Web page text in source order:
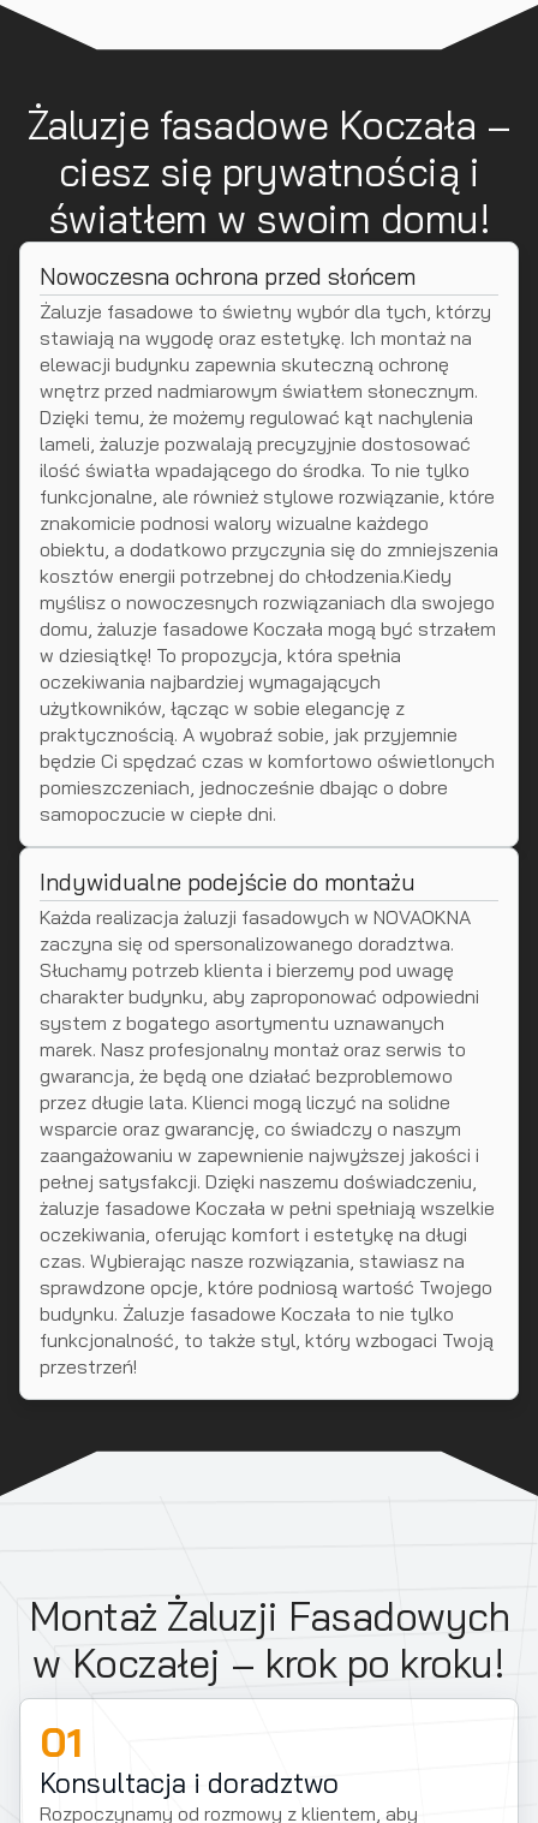
Żaluzje fasadowe Koczała –
ciesz się prywatnością i
światłem w swoim domu!
Nowoczesna ochrona przed słońcem
Żaluzje fasadowe to świetny wybór dla tych, którzy
stawiają na wygodę oraz estetykę. Ich montaż na
elewacji budynku zapewnia skuteczną ochronę
wnętrz przed nadmiarowym światłem słonecznym.
Dzięki temu, że możemy regulować kąt nachylenia
lameli, żaluzje pozwalają precyzyjnie dostosować
ilość światła wpadającego do środka. To nie tylko
funkcjonalne, ale również stylowe rozwiązanie, które
znakomicie podnosi walory wizualne każdego
obiektu, a dodatkowo przyczynia się do zmniejszenia
kosztów energii potrzebnej do chłodzenia.Kiedy
myślisz o nowoczesnych rozwiązaniach dla swojego
domu, żaluzje fasadowe Koczała mogą być strzałem
w dziesiątkę! To propozycja, która spełnia
oczekiwania najbardziej wymagających
użytkowników, łącząc w sobie elegancję z
praktycznością. A wyobraź sobie, jak przyjemnie
będzie Ci spędzać czas w komfortowo oświetlonych
pomieszczeniach, jednocześnie dbając o dobre
samopoczucie w ciepłe dni.
Indywidualne podejście do montażu
Każda realizacja żaluzji fasadowych w NOVAOKNA
zaczyna się od spersonalizowanego doradztwa.
Słuchamy potrzeb klienta i bierzemy pod uwagę
charakter budynku, aby zaproponować odpowiedni
system z bogatego asortymentu uznawanych
marek. Nasz profesjonalny montaż oraz serwis to
gwarancja, że będą one działać bezproblemowo
przez długie lata. Klienci mogą liczyć na solidne
wsparcie oraz gwarancję, co świadczy o naszym
zaangażowaniu w zapewnienie najwyższej jakości i
pełnej satysfakcji. Dzięki naszemu doświadczeniu,
żaluzje fasadowe Koczała w pełni spełniają wszelkie
oczekiwania, oferując komfort i estetykę na długi
czas. Wybierając nasze rozwiązania, stawiasz na
sprawdzone opcje, które podniosą wartość Twojego
budynku. Żaluzje fasadowe Koczała to nie tylko
funkcjonalność, to także styl, który wzbogaci Twoją
przestrzeń!
Montaż Żaluzji Fasadowych
w Koczałej – krok po kroku!
01
Konsultacja i doradztwo
Rozpoczynamy od rozmowy z klientem, aby